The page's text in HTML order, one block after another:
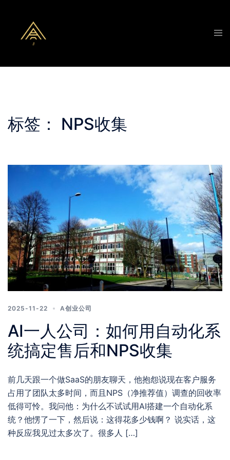
content
标签： NPS收集
2025-11-22 A创业公司
AI一人公司：如何用自动化系
统搞定售后和NPS收集
前几天跟一个做SaaS的朋友聊天，他抱怨说现在客户服务
占用了团队太多时间，而且NPS（净推荐值）调查的回收率
低得可怜。我问他：为什么不试试用AI搭建一个自动化系
统？他愣了一下，然后说：这得花多少钱啊？ 说实话，这
种反应我见过太多次了。很多人 […]